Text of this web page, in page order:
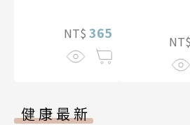
NT$ 365 NT$
健康最新